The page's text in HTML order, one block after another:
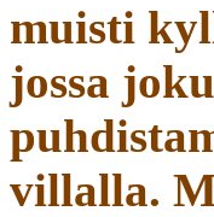
muisti
jossa
villalla.